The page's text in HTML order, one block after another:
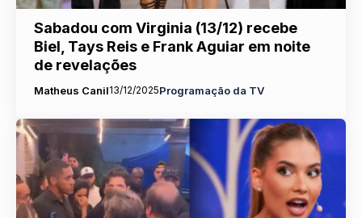
Sabadou com Virginia (13/12) recebe
Biel, Tays Reis e Frank Aguiar em noite
de revelações
Matheus Canil13/12/2025Programação da TV